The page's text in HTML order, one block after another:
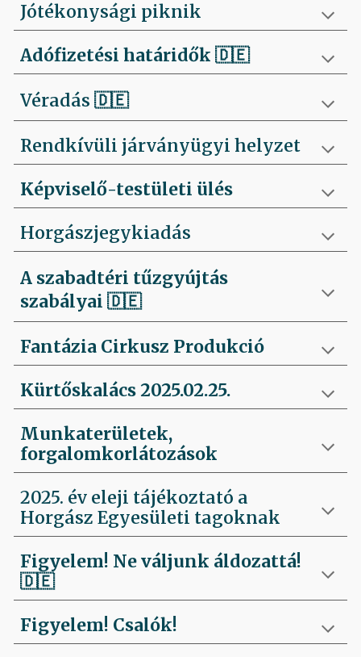
Jótékonysági piknik
Adófizetési határidők🇩🇪
Véradás🇩🇪
Rendkívüli járványügyi helyzet
Képviselő-testületi ülés
Horgászjegykiadás
A szabadtéri tűzgyújtás
szabályai 🇩🇪
Fantázia Cirkusz Produkció
Kürtőskalács 2025.02.25.
Munkaterületek,
forgalomkorlátozások
2025. év eleji tájékoztató a
Horgász Egyesületi tagoknak
Figyelem! Ne váljunk áldozattá!
🇩🇪
Figyelem! Csalók!